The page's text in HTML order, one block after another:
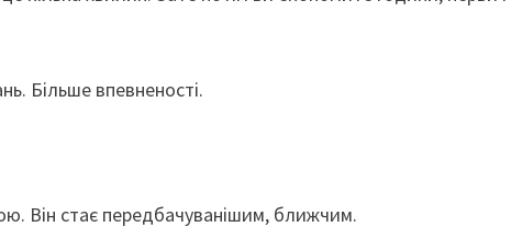
Більше впевненості.
Він стає передбачуванішим, ближчим.